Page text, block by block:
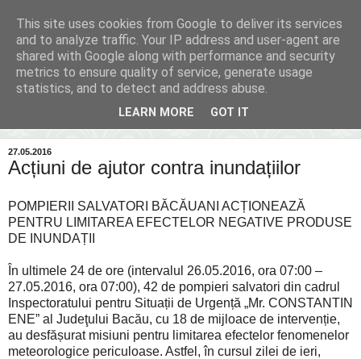
Inima Bacăului
Din inima Bacăului...spre inima ta...
27.05.2016
Acțiuni de ajutor contra inundațiilor
POMPIERII SALVATORI BĂCĂUANI ACȚIONEAZĂ
PENTRU LIMITAREA EFECTELOR NEGATIVE PRODUSE
DE INUNDAȚII
În ultimele 24 de ore (intervalul 26.05.2016, ora 07:00 –
27.05.2016, ora 07:00), 42 de pompieri salvatori din cadrul
Inspectoratului pentru Situații de Urgență „Mr. CONSTANTIN
ENE” al Judeţului Bacău, cu 18 de mijloace de intervenție,
au desfășurat misiuni pentru limitarea efectelor fenomenelor
meteorologice periculoase. Astfel, în cursul zilei de ieri,
This site uses cookies from Google to deliver its services
and to analyze traffic. Your IP address and user-agent are
shared with Google along with performance and security
metrics to ensure quality of service, generate usage
statistics, and to detect and address abuse.
LEARN MORE GOT IT